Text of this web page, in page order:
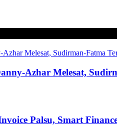
Azhar Melesat,
Palsu, Smart